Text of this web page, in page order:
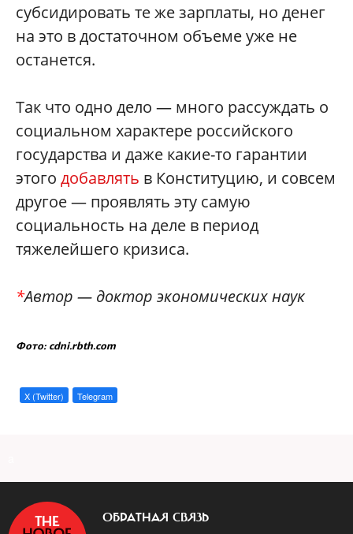
субсидировать те же зарплаты, но денег
на это в достаточном объеме уже не
останется.
Так что одно дело — много рассуждать о
социальном характере российского
государства и даже какие-то гарантии
этого добавлять в Конституцию, и совсем
другое — проявлять эту самую
социальность на деле в период
тяжелейшего кризиса.
*Автор — доктор экономических наук
Фото: cdni.rbth.com
X (Twitter) Telegram
ОБРАТНАЯ СВЯЗЬ